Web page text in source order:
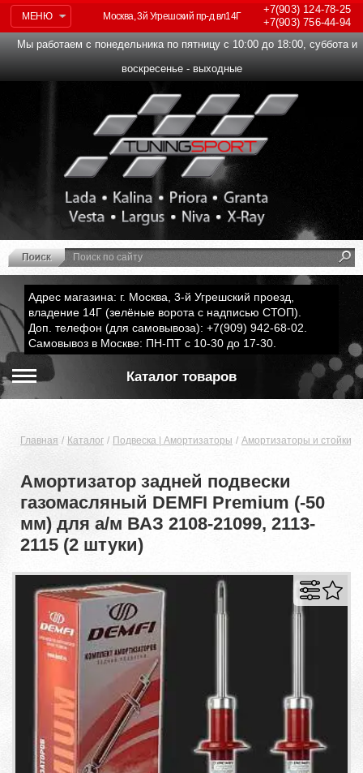
МЕНЮ
+7(903)124-78-25
+7(903)756-44-94
Москва, 3й Угрешский пр-д вл14Г
Мы работаем с понедельника по пятницу с 10:00 до 18:00, суббота и
воскресенье - выходные
Адрес магазина: г. Москва, 3-й Угрешский проезд,
владение 14Г (зелёные ворота с надписью СТОП).
Доп. телефон (для самовывоза): +7(909) 942-68-02.
Самовывоз в Москве: ПН-ПТ с 10-30 до 17-30.
Каталог товаров
Главная Каталог Подвеска | Амортизаторы Амортизаторы и стойки
Амортизатор задней подвески
газомасляный DEMFI Premium (-50
мм) для а/м ВАЗ 2108-21099, 2113-
2115 (2 штуки)